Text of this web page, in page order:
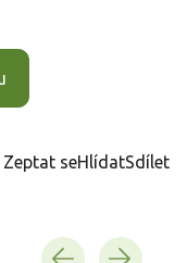
Zeptat seHlídatSdílet